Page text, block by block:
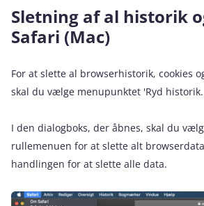
Sletning af al historik
Safari (Mac)
For at slette al browserhistorik, cookies
skal du vælge menupunktet 'Ryd
I den dialogboks, der åbnes, skal du
rullemenuen for at slette alt
handlingen for at slette alle data.